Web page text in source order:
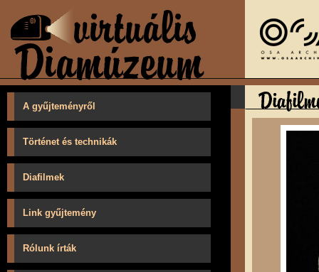
A gyűjteményről
Történet és technikák
Diafilmek
Link gyűjtemény
Rólunk írták